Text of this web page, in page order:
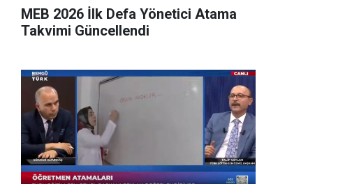
MEB 2026 İlk Defa Yönetici Atama
Takvimi Güncellendi